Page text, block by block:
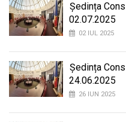
Ședința
02.07.2025
02 IUL 2025
Ședința
24.06.2025
26 IUN 2025